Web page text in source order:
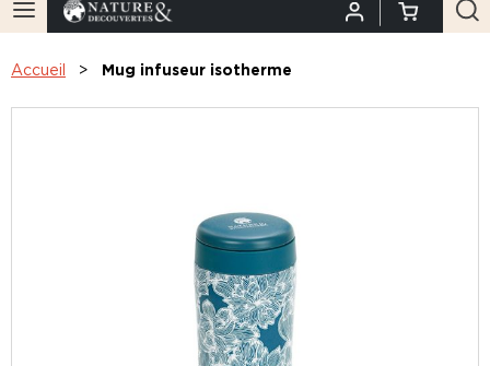
Accueil Mug infuseur isotherme